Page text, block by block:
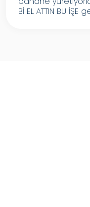
Bİ EL ATTIN BU